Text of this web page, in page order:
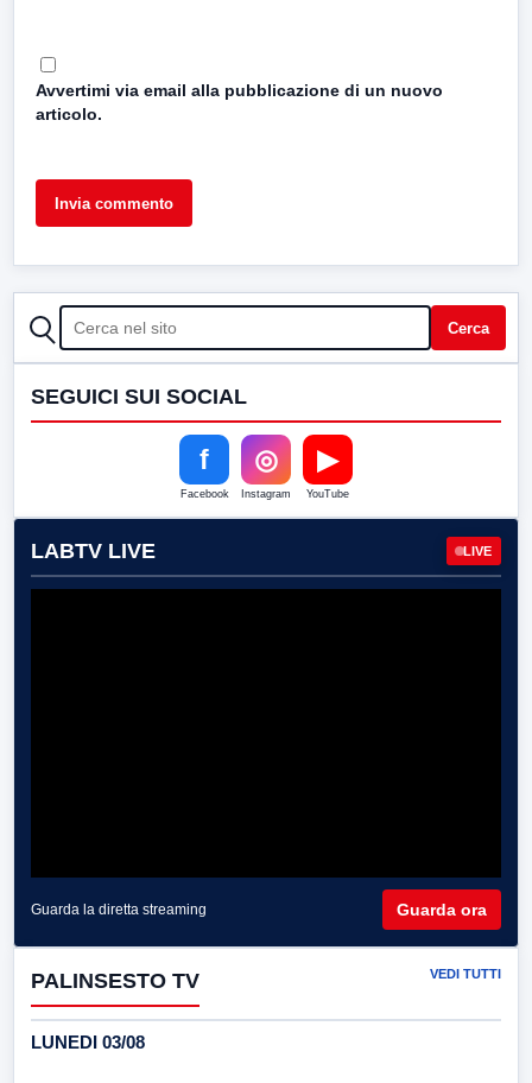
Avvertimi via email alla pubblicazione di un nuovo
articolo.
CERCA Cerca
SEGUICI SUI SOCIAL
f
Facebook
◎
Instagram
▶
YouTube
LABTV LIVE LIVE
Guarda la diretta streaming Guarda ora
PALINSESTO TV VEDI TUTTI
LUNEDI 03/08